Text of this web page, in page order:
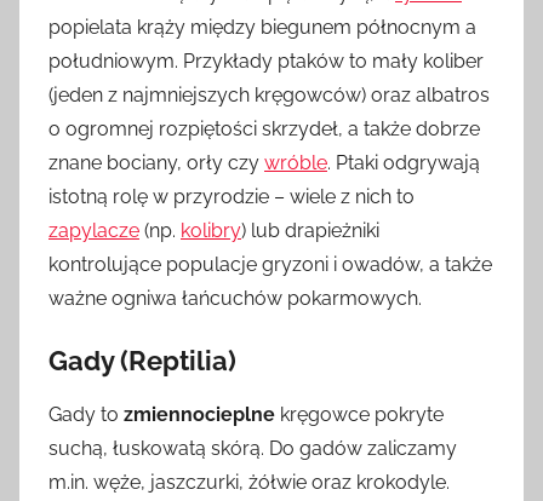
popielata krąży między biegunem północnym a
południowym. Przykłady ptaków to mały koliber
(jeden z najmniejszych kręgowców) oraz albatros
o ogromnej rozpiętości skrzydeł, a także dobrze
znane bociany, orły czy wróble. Ptaki odgrywają
istotną rolę w przyrodzie – wiele z nich to
zapylacze (np. kolibry) lub drapieżniki
kontrolujące populacje gryzoni i owadów, a także
ważne ogniwa łańcuchów pokarmowych.
Gady (Reptilia)
Gady to zmiennocieplne kręgowce pokryte
suchą, łuskowatą skórą. Do gadów zaliczamy
m.in. węże, jaszczurki, żółwie oraz krokodyle.